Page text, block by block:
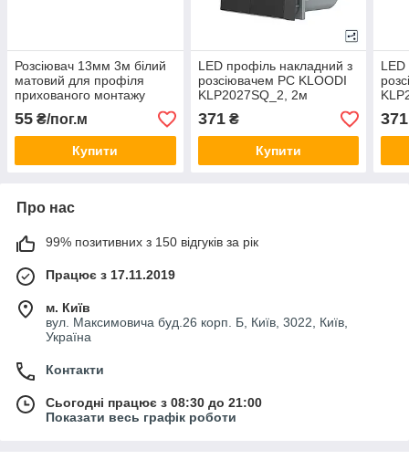
Розсіювач 13мм 3м білий
матовий для профіля
прихованого монтажу
F0.LD13
55 ₴/пог.м
Купити
LED профіль накладний з
розсіювачем PC KLOODI
KLP2027SQ_2, 2м
371₴
Купити
LED
371
Про нас
99% позитивних з 150 відгуків за рік
Працює з 17.11.2019
м. Київ
вул. Максимовича буд.26 корп. Б, Київ, 3022, Київ,
Україна
Контакти
Сьогодні працює з 08:30 до 21:00
Показати весь графік роботи